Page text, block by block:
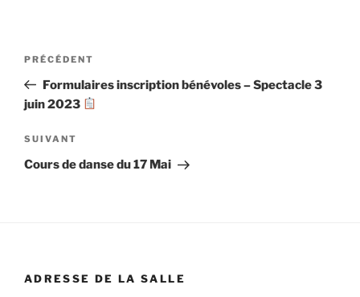
Navigation
l’article
Article
précédent
PRÉCÉDENT
Formulaires inscription bénévoles – Spectacle 3
juin 2023
Article
suivant
SUIVANT
Cours de danse du 17 Mai
ADRESSE DE LA SALLE